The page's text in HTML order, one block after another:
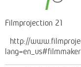
Filmprojection 21
http://